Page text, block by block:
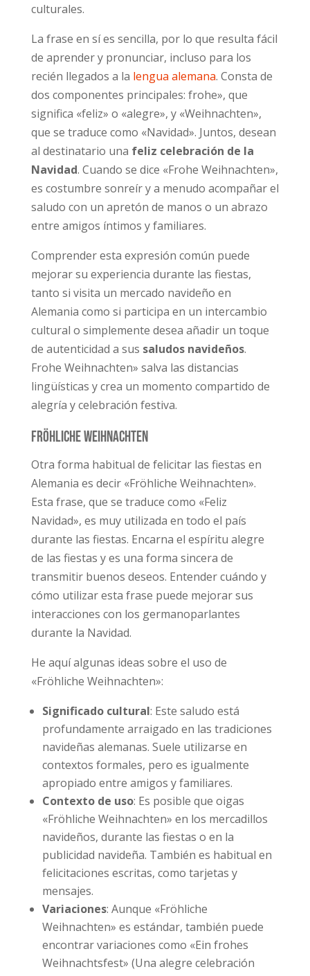
culturales.
La frase en sí es sencilla, por lo que resulta fácil
de aprender y pronunciar, incluso para los
recién llegados a la lengua alemana. Consta de
dos componentes principales: frohe», que
significa «feliz» o «alegre», y «Weihnachten»,
que se traduce como «Navidad». Juntos, desean
al destinatario una feliz celebración de la
Navidad. Cuando se dice «Frohe Weihnachten»,
es costumbre sonreír y a menudo acompañar el
saludo con un apretón de manos o un abrazo
entre amigos íntimos y familiares.
Comprender esta expresión común puede
mejorar su experiencia durante las fiestas,
tanto si visita un mercado navideño en
Alemania como si participa en un intercambio
cultural o simplemente desea añadir un toque
de autenticidad a sus saludos navideños.
Frohe Weihnachten» salva las distancias
lingüísticas y crea un momento compartido de
alegría y celebración festiva.
Fröhliche Weihnachten
Otra forma habitual de felicitar las fiestas en
Alemania es decir «Fröhliche Weihnachten».
Esta frase, que se traduce como «Feliz
Navidad», es muy utilizada en todo el país
durante las fiestas. Encarna el espíritu alegre
de las fiestas y es una forma sincera de
transmitir buenos deseos. Entender cuándo y
cómo utilizar esta frase puede mejorar sus
interacciones con los germanoparlantes
durante la Navidad.
He aquí algunas ideas sobre el uso de
«Fröhliche Weihnachten»:
Significado cultural: Este saludo está
profundamente arraigado en las tradiciones
navideñas alemanas. Suele utilizarse en
contextos formales, pero es igualmente
apropiado entre amigos y familiares.
Contexto de uso: Es posible que oigas
«Fröhliche Weihnachten» en los mercadillos
navideños, durante las fiestas o en la
publicidad navideña. También es habitual en
felicitaciones escritas, como tarjetas y
mensajes.
Variaciones: Aunque «Fröhliche
Weihnachten» es estándar, también puede
encontrar variaciones como «Ein frohes
Weihnachtsfest» (Una alegre celebración